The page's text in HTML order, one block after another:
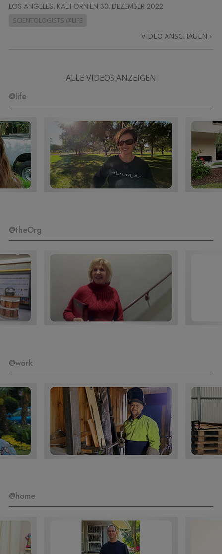
LOS ANGELES, KALIFORNIEN 30. DEZEMBER 2022
SCIENTOLOGISTS @LIFE
VIDEO ANSCHAUEN
ALLE VIDEOS ANZEIGEN
@life
@theOrg
@work
@home